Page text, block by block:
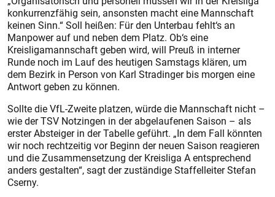
konkurrenzfähig sein, ansonsten macht eine Mannschaft
keinen Sinn.“ Soll heißen: Für den Unterbau fehlt‘s an
Manpower auf und neben dem Platz. Ob‘s eine
Kreisligamannschaft geben wird, will Preuß in interner
Runde noch im Lauf des heutigen Samstags klären, um
dem Bezirk in Person von Karl Stradinger bis morgen eine
Antwort geben zu können.
Sollte die VfL-Zweite platzen, würde die Mannschaft nicht –
wie der TSV Notzingen in der abgelaufenen Saison – als
erster Absteiger in der Tabelle geführt. „In dem Fall könnten
wir noch rechtzeitig vor Beginn der neuen Saison reagieren
und die Zusammensetzung der Kreisliga A entsprechend
anders gestalten“, sagt der zuständige Staffelleiter Stefan
Cserny.